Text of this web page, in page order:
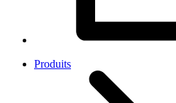
Produits